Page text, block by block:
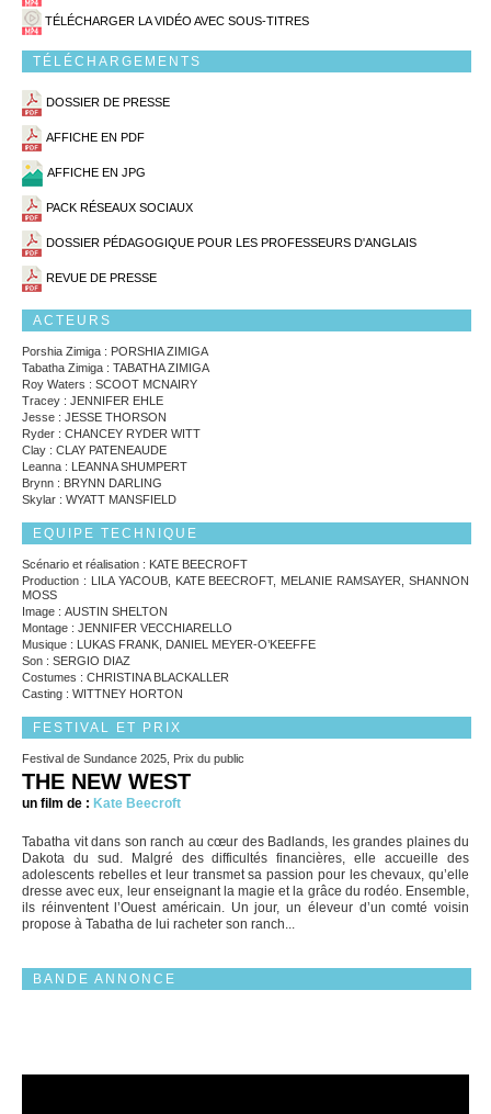
TÉLÉCHARGER LA VIDÉO AVEC SOUS-TITRES
TÉLÉCHARGEMENTS
DOSSIER DE PRESSE
AFFICHE EN PDF
AFFICHE EN JPG
PACK RÉSEAUX SOCIAUX
DOSSIER PÉDAGOGIQUE POUR LES PROFESSEURS D'ANGLAIS
REVUE DE PRESSE
ACTEURS
Porshia Zimiga : PORSHIA ZIMIGA
Tabatha Zimiga : TABATHA ZIMIGA
Roy Waters : SCOOT MCNAIRY
Tracey : JENNIFER EHLE
Jesse : JESSE THORSON
Ryder : CHANCEY RYDER WITT
Clay : CLAY PATENEAUDE
Leanna : LEANNA SHUMPERT
Brynn : BRYNN DARLING
Skylar : WYATT MANSFIELD
EQUIPE TECHNIQUE
Scénario et réalisation : KATE BEECROFT
Production : LILA YACOUB, KATE BEECROFT, MELANIE RAMSAYER, SHANNON
MOSS
Image : AUSTIN SHELTON
Montage : JENNIFER VECCHIARELLO
Musique : LUKAS FRANK, DANIEL MEYER-O’KEEFFE
Son : SERGIO DIAZ
Costumes : CHRISTINA BLACKALLER
Casting : WITTNEY HORTON
FESTIVAL ET PRIX
Festival de Sundance 2025, Prix du public
THE NEW WEST
un film de : Kate Beecroft
Tabatha vit dans son ranch au cœur des Badlands, les grandes plaines du
Dakota du sud. Malgré des difficultés financières, elle accueille des
adolescents rebelles et leur transmet sa passion pour les chevaux, qu’elle
dresse avec eux, leur enseignant la magie et la grâce du rodéo. Ensemble,
ils réinventent l’Ouest américain. Un jour, un éleveur d’un comté voisin
propose à Tabatha de lui racheter son ranch...
BANDE ANNONCE